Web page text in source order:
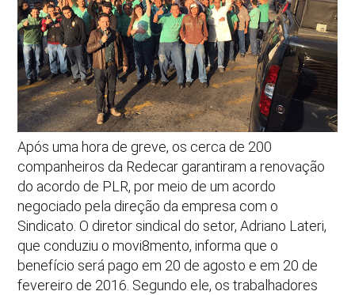
Após uma hora de greve, os cerca de 200
companheiros da Redecar garantiram a renovação
do acordo de PLR, por meio de um acordo
negociado pela direção da empresa com o
Sindicato. O diretor sindical do setor, Adriano Lateri,
que conduziu o movi8mento, informa que o
benefício será pago em 20 de agosto e em 20 de
fevereiro de 2016. Segundo ele, os trabalhadores